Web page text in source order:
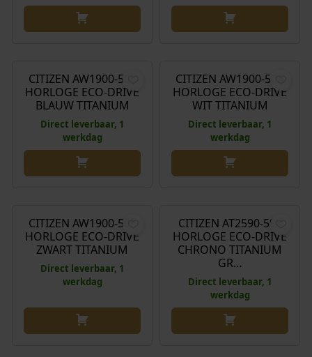
CITIZEN AW1900-50L
HORLOGE ECO-DRIVE
BLAUW TITANIUM
Direct leverbaar, 1
werkdag
CITIZEN AW1900-50A
HORLOGE ECO-DRIVE
WIT TITANIUM
Direct leverbaar, 1
werkdag
CITIZEN AW1900-50E
HORLOGE ECO-DRIVE
ZWART TITANIUM
Direct leverbaar, 1
werkdag
CITIZEN AT2590-59X
HORLOGE ECO-DRIVE
CHRONO TITANIUM
GR…
Direct leverbaar, 1
werkdag